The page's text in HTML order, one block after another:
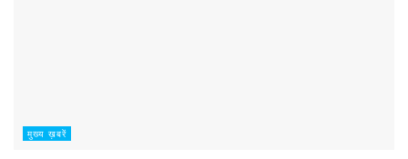
मुख्य ख़बरें